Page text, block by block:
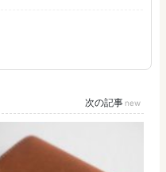
次の記事